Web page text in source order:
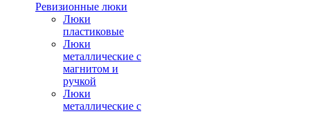
Ревизионные люки
Люки
пластиковые
Люки
металлические с
магнитом и
ручкой
Люки
металлические с